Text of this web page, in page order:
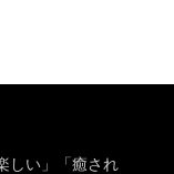
しい」「癒され